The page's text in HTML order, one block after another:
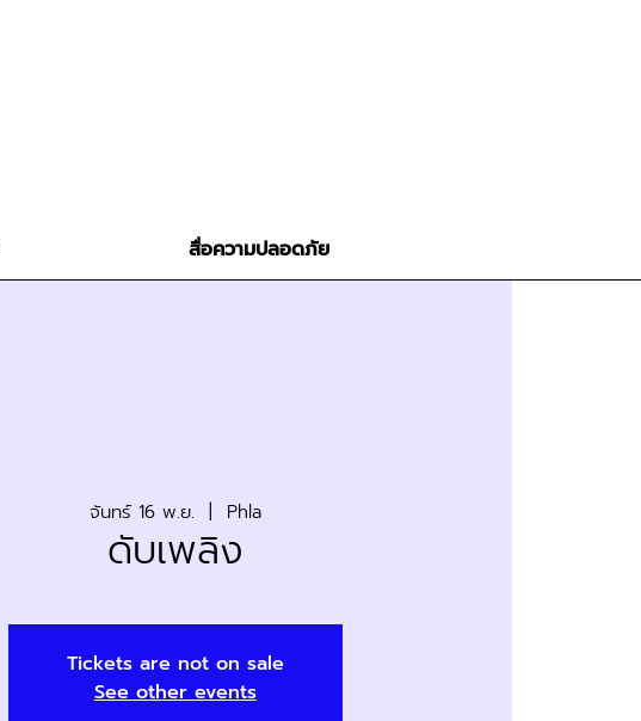
สื่อความปลอดภัย
จันทร์ 16 พ.ย. Phla
ดับเพลิง
Tickets are not on sale
See other events